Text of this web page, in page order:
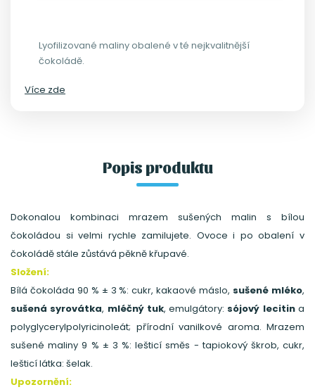
Lyofilizované maliny obalené v té nejkvalitnější
čokoládě.
Více zde
Popis produktu
Dokonalou kombinaci mrazem sušených malin s bílou
čokoládou si velmi rychle zamilujete. Ovoce i po obalení v
čokoládě stále zůstává pěkně křupavé.
Složení:
Bílá čokoláda 90 % ± 3 %: cukr, kakaové máslo, sušené mléko,
sušená syrovátka, mléčný tuk, emulgátory: sójový lecitina
polyglycerylpolyricinoleát; přírodní vanilkové aroma. Mrazem
sušené maliny 9 % ± 3 %: lešticí směs - tapiokový škrob, cukr,
lešticí látka: šelak.
Upozornění: